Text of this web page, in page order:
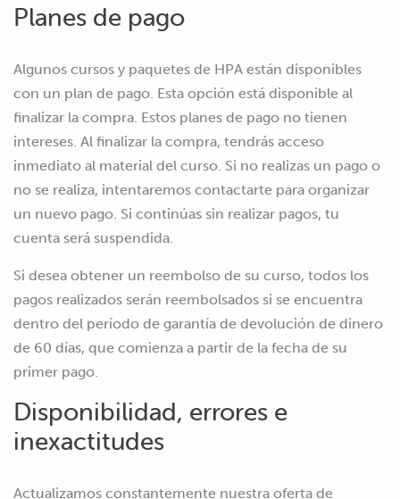
Planes de pago
Algunos cursos y paquetes de HPA están disponibles
con un plan de pago. Esta opción está disponible al
finalizar la compra. Estos planes de pago no tienen
intereses. Al finalizar la compra, tendrás acceso
inmediato al material del curso. Si no realizas un pago o
no se realiza, intentaremos contactarte para organizar
un nuevo pago. Si continúas sin realizar pagos, tu
cuenta será suspendida.
Si desea obtener un reembolso de su curso, todos los
pagos realizados serán reembolsados si se encuentra
dentro del período de garantía de devolución de dinero
de 60 días, que comienza a partir de la fecha de su
primer pago.
Disponibilidad, errores e
inexactitudes
Actualizamos constantemente nuestra oferta de